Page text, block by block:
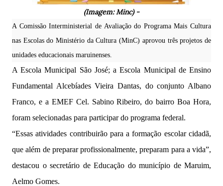
(Imagem: Minc) -
A Comissão Interministerial de Avaliação do Programa Mais Cultura
nas Escolas do Ministério da Cultura (MinC) aprovou três projetos de
unidades educacionais maruinenses.
A Escola Municipal São José; a Escola Municipal de Ensino
Fundamental Alcebíades Vieira Dantas, do conjunto Albano
Franco, e a EMEF Cel. Sabino Ribeiro, do bairro Boa Hora,
foram selecionadas para participar do programa federal.
“Essas atividades contribuirão para a formação escolar cidadã,
que além de preparar profissionalmente, preparam para a vida”,
destacou o secretário de Educação do município de Maruim,
Aelmo Gomes.